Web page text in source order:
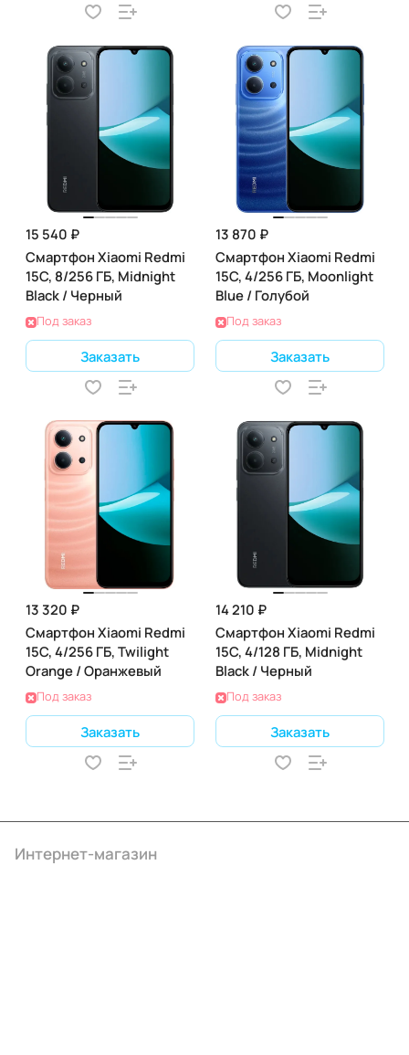
15 540 ₽
Смартфон Xiaomi Redmi
15C, 8/256 ГБ, Midnight
Black / Черный
Под заказ
Заказать
13 870 ₽
Смартфон Xiaomi Redmi
15C, 4/256 ГБ, Moonlight
Blue / Голубой
Под заказ
Заказать
13 320 ₽
Смартфон Xiaomi Redmi
15C, 4/256 ГБ, Twilight
Orange / Оранжевый
Под заказ
Заказать
14 210 ₽
Смартфон Xiaomi Redmi
15C, 4/128 ГБ, Midnight
Black / Черный
Под заказ
Заказать
Интернет-магазин